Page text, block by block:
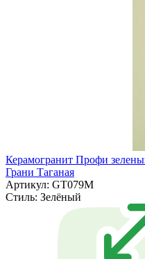
Керамогранит Профи
Грани Таганая
Артикул: GT079M
Стиль: Зелёный